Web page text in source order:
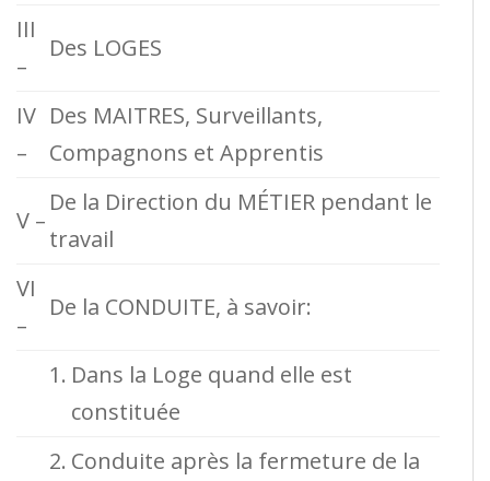
III
–
Des LOGES
IV
–
Des MAITRES, Surveillants,
Compagnons et Apprentis
V –
De la Direction du MÉTIER pendant le
travail
VI
–
De la CONDUITE, à savoir:
1. Dans la Loge quand elle est
constituée
2. Conduite après la fermeture de la